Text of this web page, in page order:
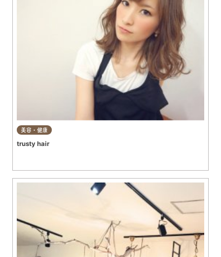
美容・健康
trusty hair